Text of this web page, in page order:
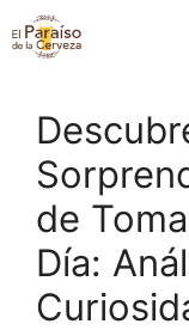
Saltar
al
de
Día: